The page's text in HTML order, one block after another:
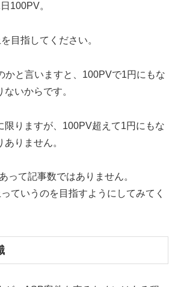
100PV。
目指してください。
かと言いますと、100PVで1円にもな
いからです。
限りますが、100PV超えて1円にもな
りません。
って記事数ではありません。
ていうのを目指すようにしてみてく